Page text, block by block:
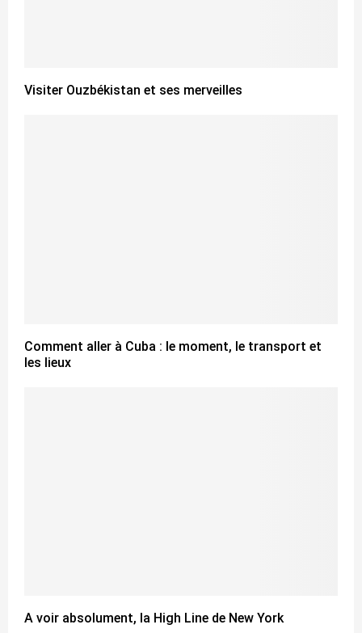
Visiter Ouzbékistan et ses merveilles
Comment aller à Cuba : le moment, le transport et
les lieux
A voir absolument, la High Line de New York